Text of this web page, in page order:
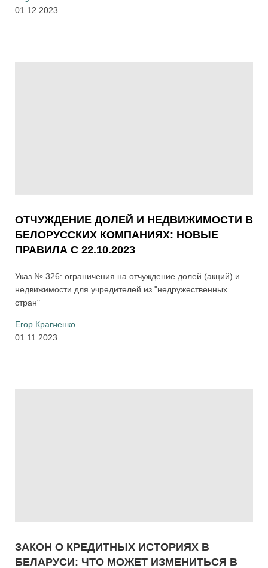
01.12.2023
ОТЧУЖДЕНИЕ ДОЛЕЙ И НЕДВИЖИМОСТИ В
БЕЛОРУССКИХ КОМПАНИЯХ: НОВЫЕ
ПРАВИЛА С 22.10.2023
Указ № 326: ограничения на отчуждение долей (акций) и
недвижимости для учредителей из "недружественных
стран"
Егор Кравченко
01.11.2023
ЗАКОН О КРЕДИТНЫХ ИСТОРИЯХ В
БЕЛАРУСИ: ЧТО МОЖЕТ ИЗМЕНИТЬСЯ В